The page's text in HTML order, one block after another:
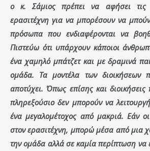
ο κ. Σάμιος πρέπει να αφήσει τις
ερασιτέχνη για να μπορέσουν να
πρόσωπα που ενδιαφέρονται να
Πιστεύω ότι υπάρχουν κάποιοι
ένα χαμηλό μπάτζετ και με δραμινά
ομάδα. Τα μοντέλα των διοικήσεων
αποτύχει. Όπως επίσης και
πληρεξούσιο δεν μπορούν να
ένα μεγαλομέτοχος από μακριά. Εάν
στον ερασιτέχνη, μπορώ μέσα από μια
την ομάδα αλλά σε καμία περίπτωση να